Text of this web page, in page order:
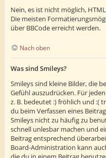
Nein, es ist nicht möglich,
Die meisten
über BBCode erreicht werden.
Nach oben
Was sind Smileys?
Smileys sind kleine Bilder, die
Gefühl auszudrücken. Für
z. B. bedeutet :) fröhlich und :(
du beim Verfassen eines
Smileys nicht zu häufig zu
schnell unlesbar machen und
Beitrag entsprechend
Board-Administration kann